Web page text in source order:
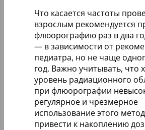
Что касается частоты
взрослым рекомендуется
флюорографию раз в два
— в зависимости от
педиатра, но не чаще
год. Важно учитывать, что
уровень радиационного
при флюорографии
регулярное и чрезмерное
использование этого
привести к накоплению